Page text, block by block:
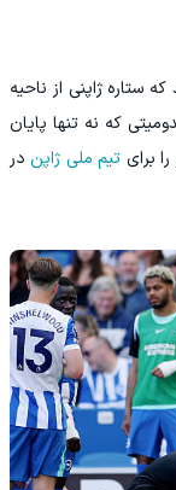
ستاره ژاپنی از ناحیه
که نه تنها پایان
برای تیم ملی ژاپن در